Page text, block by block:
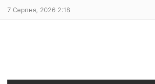
7 Серпня, 2026 2:18